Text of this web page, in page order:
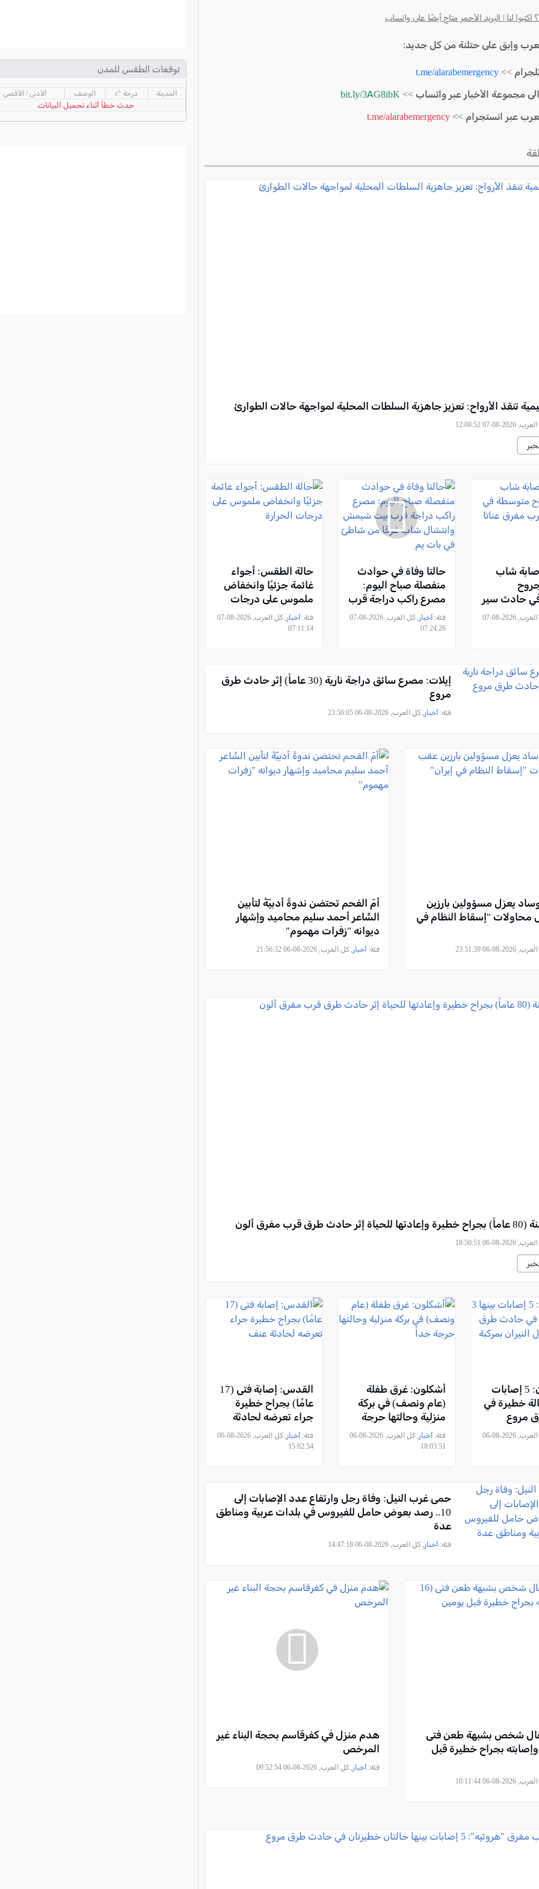
لنا | البريد الأحمر متاح أيضًا على واتساب
وإبق على حتلنة من كل جديد:
>>
t.me/alarabemergency
مجموعة الأخبار عبر واتساب >> bit.ly/3AG8ibK
عبر انستجرام >> t.me/alarabemergency
تنقذ الأرواح: تعزيز جاهزية السلطات المحلية لمواجهة حالات الطوارئ
08-07 12:08:52
شاب
حادث سير
, كل العرب, 2026-08-07
حالتا وفاة في حوادث
منفصلة صباح اليوم:
مصرع راكب دراجة قرب
بيت شيمش وانتشال
شاب غرقًا من شاطئ
فئة: أخبار
, كل العرب, 2026-08-07
07:24:26
حالة الطقس: أجواء
غائمة جزئيًا وانخفاض
ملموس على درجات
الحرارة
فئة:أخبار
, كل العرب, 2026-08-07
07:11:14
إيلات: مصرع سائق دراجة نارية (30 عاماً) إثر حادث طرق
مروع
فئة: أخبار , كل العرب, 2026-08-06 23:56:05
يعزل مسؤولين بارزين
"إسقاط النظام في
08-06 23:51:39
أمّ الفحم تحتضن ندوةً أدبيّةً لتأبين
الشّاعر أحمد سليم محاميد وإشهار
ديوانه "زفرات مهموم"
فئة: أخبار , كل العرب, 2026-08-06 21:56:32
طرق قرب مفرق ألون
08-06 18:50:51
غور الأردن: 5 إصابات
3 بحالة خطيرة في
مروع
بمركبة
, كل العرب, 2026-08-06
أشكلون: غرق طفلة
(عام ونصف) في بركة
منزلية وحالتها حرجة
جداً
فئة: أخبار
, كل العرب, 2026-08-06
18:03:51
القدس: إصابة فتى (17
عامًا) بجراح خطيرة
جراء تعرضه لحادثة
عنف
فئة:أخبار
, كل العرب, 2026-08-06
15:02:54
حمى غرب النيل: وفاة رجل وارتفاع عدد الإصابات إلى
10.. رصد بعوض حامل للفيروس في بلدات عربية ومناطق
عدة
فئة: أخبار , كل العرب, 2026-08-06 14:47:18
شخص بشبهة طعن فتى
وإصابته بجراح خطيرة قبل
08-06 10:11:44
هدم منزل في كفرقاسم بحجة البناء غير
المرخص
فئة: أخبار , كل العرب, 2026-08-06 09:52:54
توقعات الطقس للمدن
المدينة درجة °c الوصف الأدنى / الأقصى
حدث خطأ أثناء تحميل البيانات.